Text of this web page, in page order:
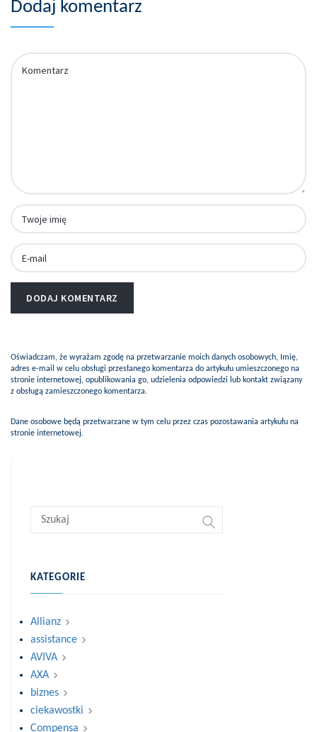
Dodaj komentarz
Oświadczam, że wyrażam zgodę na przetwarzanie moich danych osobowych, Imię,
adres e-mail w celu obsługi przesłanego komentarza do artykułu umieszczonego na
stronie internetowej, opublikowania go, udzielenia odpowiedzi lub kontakt związany
z obsługą zamieszczonego komentarza.
Dane osobowe będą przetwarzane w tym celu przez czas pozostawania artykułu na
stronie internetowej.
KATEGORIE
Allianz
assistance
AVIVA
AXA
biznes
ciekawostki
Compensa